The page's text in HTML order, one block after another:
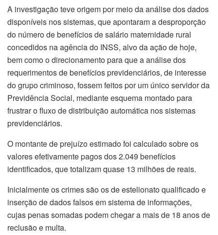
A investigação teve origem por meio da análise dos dados
disponíveis nos sistemas, que apontaram a desproporção
do número de benefícios de salário maternidade rural
concedidos na agência do INSS, alvo da ação de hoje,
bem como o direcionamento para que a análise dos
requerimentos de benefícios previdenciários, de interesse
do grupo criminoso, fossem feitos por um único servidor da
Previdência Social, mediante esquema montado para
frustrar o fluxo de distribuição automática nos sistemas
previdenciários.
O montante de prejuízo estimado foi calculado sobre os
valores efetivamente pagos dos 2.049 benefícios
identificados, que totalizam quase 13 milhões de reais.
Inicialmente os crimes são os de estelionato qualificado e
inserção de dados falsos em sistema de informações,
cujas penas somadas podem chegar a mais de 18 anos de
reclusão e multa.